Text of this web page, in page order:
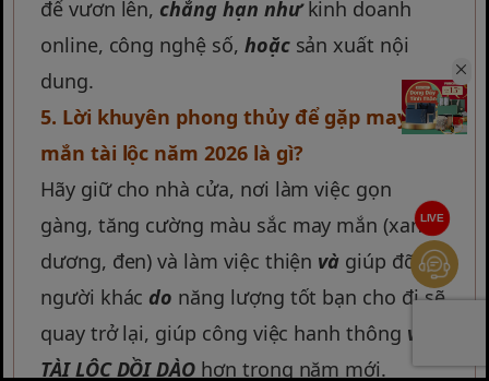
để vươn lên, chẳng hạn nhưkinh doanh
online, công nghệ số, hoặcsản xuất nội
dung.
5. Lời khuyên phong thủy để gặp may
mắn tài lộc năm 2026 là gì?
Hãy giữ cho nhà cửa, nơi làm việc gọn
gàng, tăng cường màu sắc may mắn (xanh
dương, đen) và làm việc thiện và giúp đỡ
người khác do năng lượng tốt bạn cho đi sẽ
quay trở lại, giúp công việc hanh thông và
TÀI LỘC DỒI DÀO hơn trong năm mới.
LIVE